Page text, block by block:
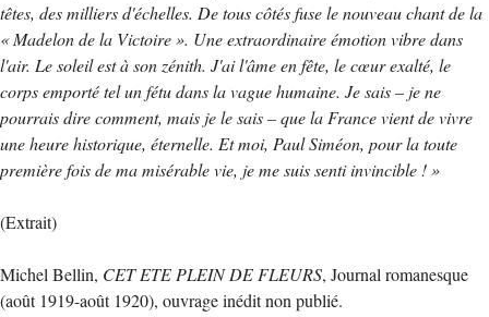
têtes, des milliers d'échelles. De tous côtés fuse le nouveau chant de la
« Madelon de la Victoire ». Une extraordinaire émotion vibre dans
l'air. Le soleil est à son zénith. J'ai l'âme en fête, le cœur exalté, le
corps emporté tel un fétu dans la vague humaine. Je sais – je ne
pourrais dire comment, mais je le sais – que la France vient de vivre
une heure historique, éternelle. Et moi, Paul Siméon, pour la toute
première fois de ma misérable vie, je me suis senti invincible ! »
(Extrait)
Michel Bellin, CET ETE PLEIN DE FLEURS, Journal romanesque
(août 1919-août 1920), ouvrage inédit non publié.